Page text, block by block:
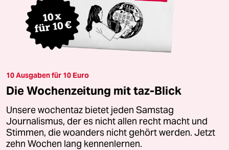
10 Ausgaben für 10 Euro
Die Wochenzeitung mit taz-Blick
Unsere wochentaz bietet jeden Samstag
Journalismus, der es nicht allen recht macht und
Stimmen, die woanders nicht gehört werden. Jetzt
zehn Wochen lang kennenlernen.